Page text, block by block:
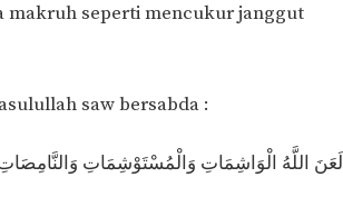
makruh seperti mencukur janggut
saw bersabda :
لَعَنَ اللَّهُ الْوَاشِمَاتِ وَالْمُسْتَوْشِمَاتِ